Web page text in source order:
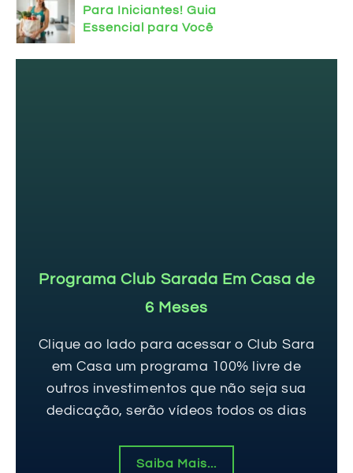
Para Iniciantes! Guia
Essencial para Você
Programa Club Sarada Em Casa de
6 Meses
Clique ao lado para acessar o Club Sara
em Casa um programa 100% livre de
outros investimentos que não seja sua
dedicação, serão vídeos todos os dias
Saiba Mais...